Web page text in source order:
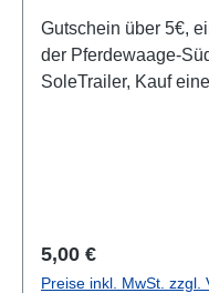
Gutschein über 5€,
der Pferdewaage-
SoleTrailer, Kauf
Regulärer Preis:
5,00 €
Preise inkl. MwSt. zzgl.